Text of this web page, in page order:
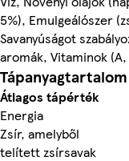
5%), Emulgeálószer
Savanyúságot
aromák, Vitaminok (A,
Tápanyagtartalom
Átlagos tápérték
Energia
Zsír, amelyből
telített zsírsavak